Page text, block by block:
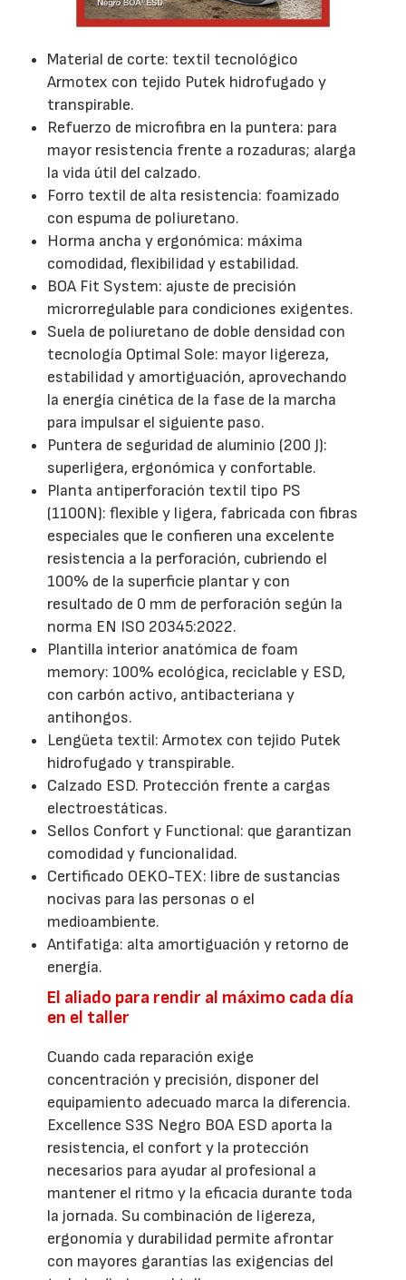
Material de corte: textil tecnológico
Armotex con tejido Putek hidrofugado y
transpirable.
Refuerzo de microfibra en la puntera: para
mayor resistencia frente a rozaduras; alarga
la vida útil del calzado.
Forro textil de alta resistencia: foamizado
con espuma de poliuretano.
Horma ancha y ergonómica: máxima
comodidad, flexibilidad y estabilidad.
BOA Fit System: ajuste de precisión
microrregulable para condiciones exigentes.
Suela de poliuretano de doble densidad con
tecnología Optimal Sole: mayor ligereza,
estabilidad y amortiguación, aprovechando
la energía cinética de la fase de la marcha
para impulsar el siguiente paso.
Puntera de seguridad de aluminio (200 J):
superligera, ergonómica y confortable.
Planta antiperforación textil tipo PS
(1100N): flexible y ligera, fabricada con fibras
especiales que le confieren una excelente
resistencia a la perforación, cubriendo el
100% de la superficie plantar y con
resultado de 0 mm de perforación según la
norma EN ISO 20345:2022.
Plantilla interior anatómica de foam
memory: 100% ecológica, reciclable y ESD,
con carbón activo, antibacteriana y
antihongos.
Lengüeta textil: Armotex con tejido Putek
hidrofugado y transpirable.
Calzado ESD. Protección frente a cargas
electroestáticas.
Sellos Confort y Functional: que garantizan
comodidad y funcionalidad.
Certificado OEKO-TEX: libre de sustancias
nocivas para las personas o el
medioambiente.
Antifatiga: alta amortiguación y retorno de
energía.
El aliado para rendir al máximo cada día
en el taller
Cuando cada reparación exige
concentración y precisión, disponer del
equipamiento adecuado marca la diferencia.
Excellence S3S Negro BOA ESD aporta la
resistencia, el confort y la protección
necesarios para ayudar al profesional a
mantener el ritmo y la eficacia durante toda
la jornada. Su combinación de ligereza,
ergonomía y durabilidad permite afrontar
con mayores garantías las exigencias del